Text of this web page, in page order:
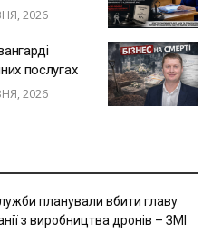
2026
послугах
2026
планували вбити главу
з виробництва дронів – ЗМІ